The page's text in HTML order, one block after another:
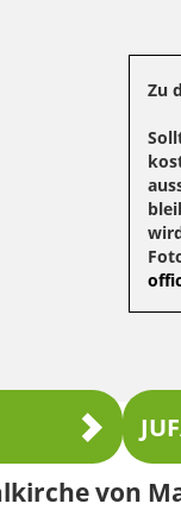
Zu
von